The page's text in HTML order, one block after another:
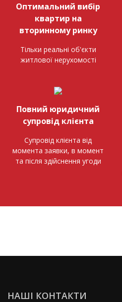
Оптимальний вибір
квартир на
вторинному ринку
Тільки реальні об'єкти
житлової нерухомості
Повний юридичний
супровід клієнта
Супровід клієнта від
момента заявки, в момент
та після здійснення угоди
НАШІ КОНТАКТИ